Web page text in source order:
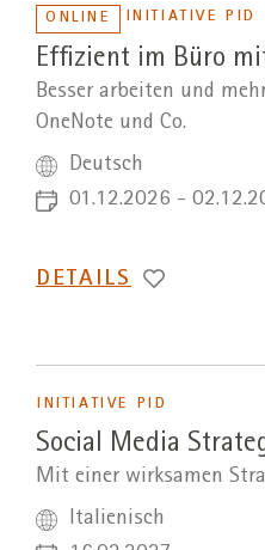
ONLINE INITIATIVE PID
Effizient im Büro
Besser arbeiten und
OneNote und Co.
Deutsch
01.12.2026 -
DETAILS
INITIATIVE PID
Social Media
Mit einer wirksamen
Italienisch